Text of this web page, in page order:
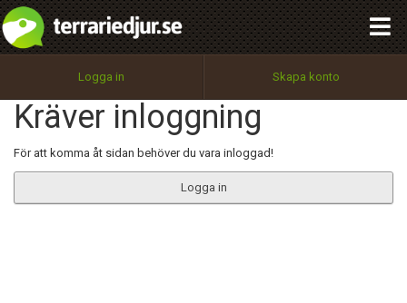
Logga in Skapa konto
Kräver inloggning
För att komma åt sidan behöver du vara inloggad!
Logga in
Utför
100%
OK
integritetspolicy
Namn:
Epost:
Begär nytt lösenord
Tillbaka till förstasidan